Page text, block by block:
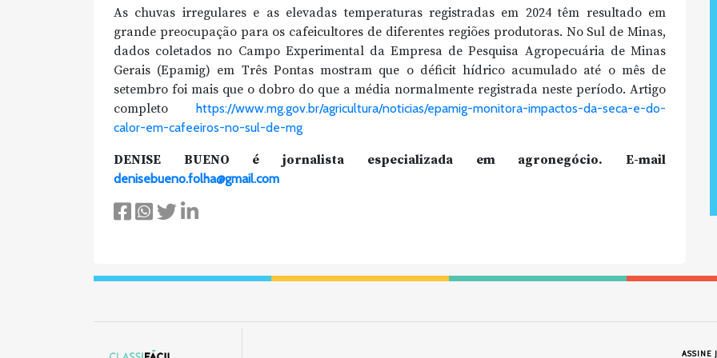
As chuvas irregulares e as elevadas temperaturas registradas em 2024 têm resultado em
grande preocupação para os cafeicultores de diferentes regiões produtoras. No Sul de Minas,
dados coletados no Campo Experimental da Empresa de Pesquisa Agropecuária de Minas
Gerais (Epamig) em Três Pontas mostram que o déficit hídrico acumulado até o mês de
setembro foi mais que o dobro do que a média normalmente registrada neste período. Artigo
completo
https://www.mg.gov.br/agricultura/noticias/epamig-monitora-impactos-da-seca-e-do-
calor-em-cafeeiros-no-sul-de-mg
DENISE BUENO é jornalista especializada em agronegócio. E-mail
denisebueno.folha@gmail.com
ASSINE